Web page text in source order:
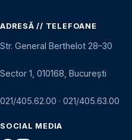
ADRESĂ // TELEFOANE
Str. General Berthelot 28–30
Sector 1, 010168, București
021/405.62.00 · 021/405.63.00
SOCIAL MEDIA